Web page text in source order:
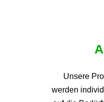
Unsere
werden